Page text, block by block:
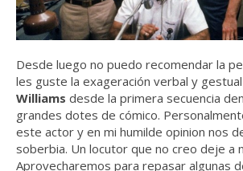
Desde luego no puedo recomendar la
les guste la exageración verbal y
Williams desde la primera secuencia
grandes dotes de cómico.
este actor y en mi humilde opinion nos
soberbia. Un locutor que no creo deje a
Aprovecharemos para repasar algunas